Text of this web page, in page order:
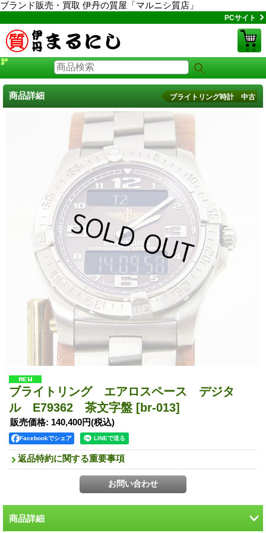
ブランド販売・買取 伊丹の質屋「マルニシ質店」
PCサイト
商品詳細 ブライトリング時計 中古
ブライトリング エアロスペース デジタ
ル E79362 茶文字盤 [br-013]
販売価格: 140,400円(税込)
Facebookでシェア
返品特約に関する重要事項
商品詳細